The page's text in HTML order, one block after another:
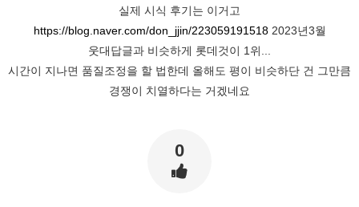
실제 시식 후기는 이거고
https://blog.naver.com/don_jjin/2230591915182023년3월
웃대답글과 비슷하게 롯데것이 1위...
시간이 지나면 품질조정을 할 법한데 올해도 평이 비슷하단 건 그만큼
경쟁이 치열하다는 거겠네요
0